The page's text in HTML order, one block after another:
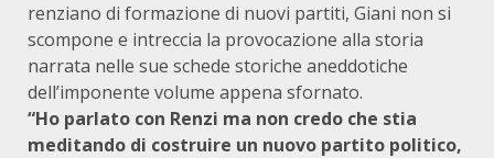
renziano di formazione di nuovi partiti, Giani non si
scompone e intreccia la provocazione alla storia
narrata nelle sue schede storiche aneddotiche
dell’imponente volume appena sfornato.
“Ho parlato con Renzi ma non credo che stia
meditando di costruire un nuovo partito politico,